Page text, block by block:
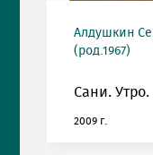
Алдушкин
(род.1967)
Сани. Утро.
2009 г.